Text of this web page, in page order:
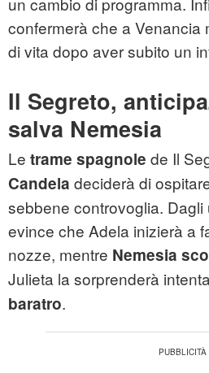
confermerà che a Venancia
di vita dopo aver subito un
Il Segreto,
salva Nemesia
Le trame spagnole de Il
Candela deciderà di
sebbene controvoglia. Dagli
evince che Adela inizierà a
nozze, mentre Nemesia
Julieta la sorprenderà
baratro.